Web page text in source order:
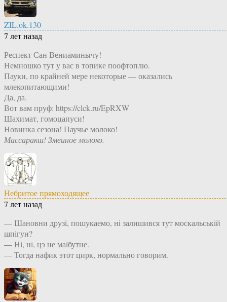
ZIL.ok.130
7 лет назад
Респект Сан Вениаминычу!
Немношко тут у вас в топике поофтоплю.
Пауки, по крайней мере некоторые — оказались
млекопитающими!
Да, да.
Вот вам пруф: https://clck.ru/EpRXW
Шахимат, гомоцапуси!
Новинка сезона! Паучье молоко!
Массаракш! Змеиное молоко.
Небритое прямоходящее
7 лет назад
— Шановни друзi, пошукаемо, нi залишився тут москальськiй
шпiгун?
— Нi, нi, цэ не маïбутне.
— Тогда нафик этот цирк, нормально говорим.